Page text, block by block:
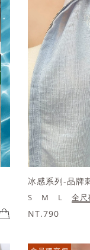
冰感系列-品牌
S M L 全尺
NT.790